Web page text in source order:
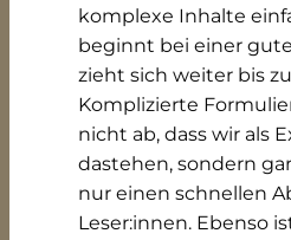
komplexe Inhalte
beginnt bei einer
zieht sich weiter bis
Komplizierte
nicht ab, dass wir als
dastehen, sondern
nur einen schnellen
Leser:innen. Ebenso